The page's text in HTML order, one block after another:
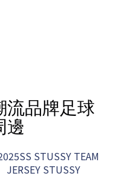
流品牌足球
邊